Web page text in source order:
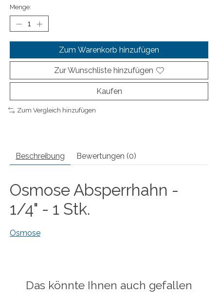
Menge:
Zum Warenkorb hinzufügen
Zur Wunschliste hinzufügen
Kaufen
Zum Vergleich hinzufügen
Beschreibung Bewertungen (0)
Osmose Absperrhahn -
1/4" - 1 Stk.
Osmose
Das könnte Ihnen auch gefallen